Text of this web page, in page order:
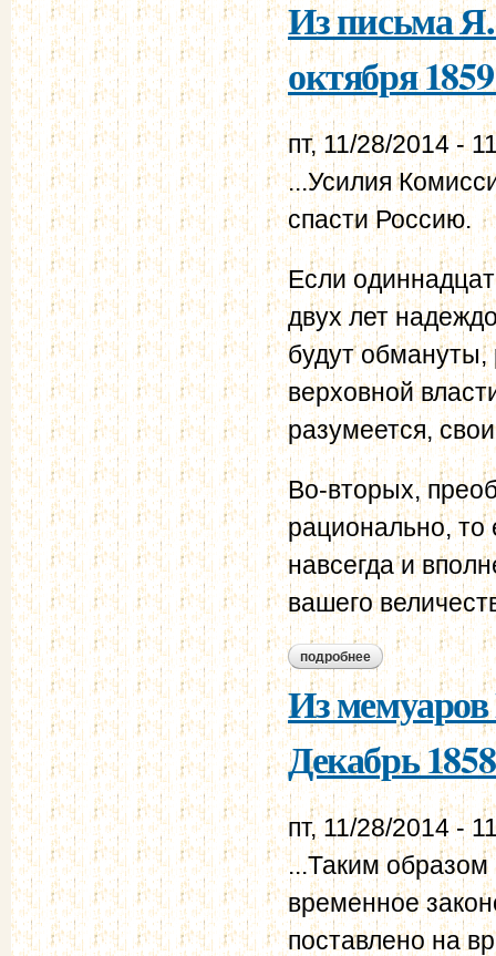
Из письма
октября
пт, 11/28/2014 -
...Усилия
спасти Россию.
Если
двух лет
будут обмануты,
верховной
разумеется,
Во-вторых,
рационально, то
навсегда и
вашего
подробнее о из письма я. и.
Из
Декабрь
пт, 11/28/2014 -
...Таким образом
временное
поставлено на